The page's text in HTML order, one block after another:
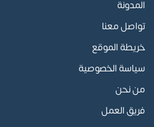
المدونة
تواصل معنا
خريطة الموقع
سياسة الخصوصية
من نحن
فريق العمل